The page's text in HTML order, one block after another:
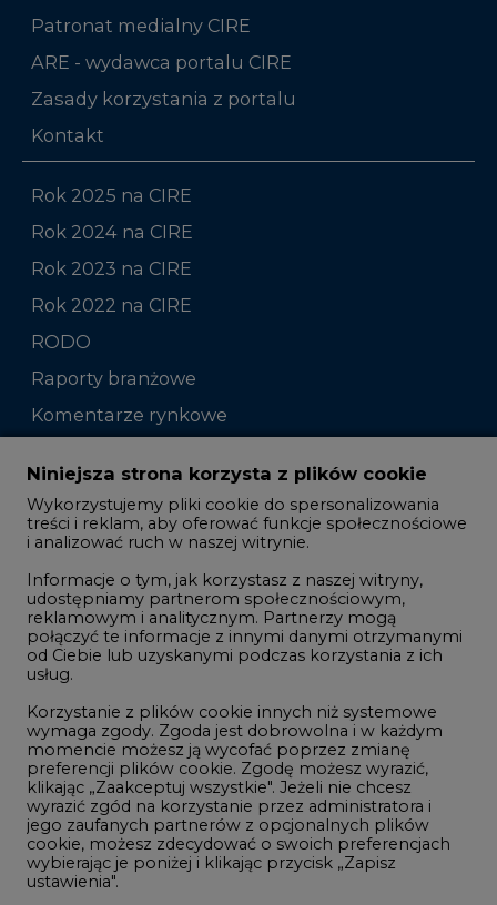
Patronat medialny CIRE
ARE - wydawca portalu CIRE
Zasady korzystania z portalu
Kontakt
Rok 2025 na CIRE
Rok 2024 na CIRE
Rok 2023 na CIRE
Rok 2022 na CIRE
RODO
Raporty branżowe
Komentarze rynkowe
Zmiany kadrowe na rynku
Studio CIRE
Rozmowy o energetyce
Gospodarka
Geopolityka
LTE450
Innowacje i AI
Telekomunikacja i IT
Handel emisjami CO2
Wodór
Górnictwo
Niniejsza strona korzysta z plików cookie
Wykorzystujemy pliki cookie do spersonalizowania
treści i reklam, aby oferować funkcje społecznościowe
i analizować ruch w naszej witrynie.
Informacje o tym, jak korzystasz z naszej witryny,
udostępniamy partnerom społecznościowym,
reklamowym i analitycznym. Partnerzy mogą
połączyć te informacje z innymi danymi otrzymanymi
od Ciebie lub uzyskanymi podczas korzystania z ich
usług.
Korzystanie z plików cookie innych niż systemowe
wymaga zgody. Zgoda jest dobrowolna i w każdym
momencie możesz ją wycofać poprzez zmianę
preferencji plików cookie. Zgodę możesz wyrazić,
klikając „Zaakceptuj wszystkie". Jeżeli nie chcesz
wyrazić zgód na korzystanie przez administratora i
jego zaufanych partnerów z opcjonalnych plików
cookie, możesz zdecydować o swoich preferencjach
wybierając je poniżej i klikając przycisk „Zapisz
ustawienia".